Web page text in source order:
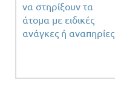
να στηρίξουν τα
άτομα με ειδικές
ανάγκες ή αναπηρίες